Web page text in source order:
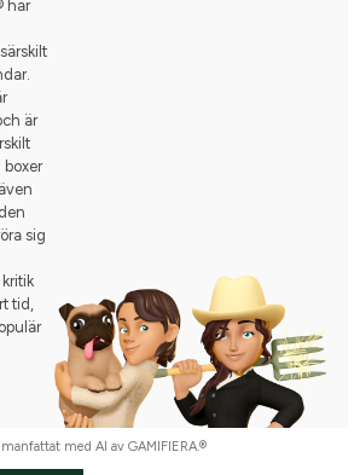
har
är
boxer
sig
tid,
med AI av GAMIFIERA.®